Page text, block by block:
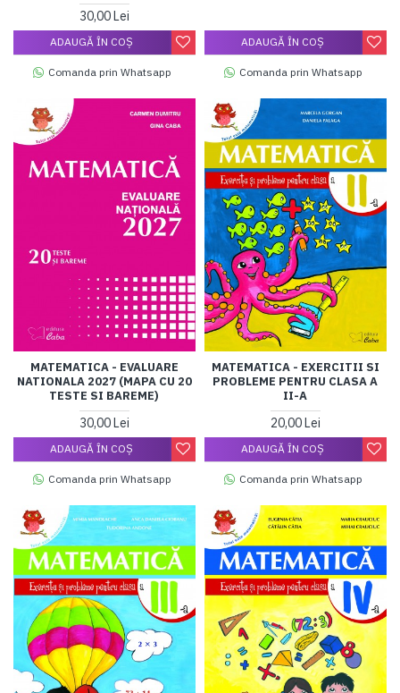
30,00 Lei
ADAUGĂ ÎN COŞ
Comanda prin Whatsapp
ADAUGĂ ÎN COŞ
Comanda prin Whatsapp
MATEMATICA - EVALUARE
NATIONALA 2027 (MAPA CU 20
TESTE SI BAREME)
30,00 Lei
ADAUGĂ ÎN COŞ
Comanda prin Whatsapp
MATEMATICA - EXERCITII SI
PROBLEME PENTRU CLASA A
II-A
20,00 Lei
ADAUGĂ ÎN COŞ
Comanda prin Whatsapp